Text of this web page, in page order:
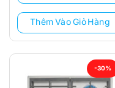
3.230.000 ₫.
Thêm Vào Giỏ Hàng
-30%